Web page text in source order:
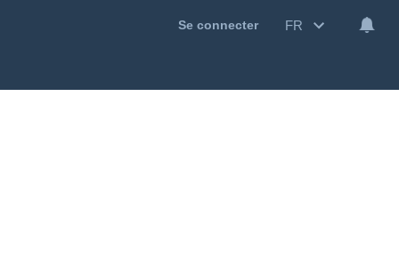
Se connecter FR